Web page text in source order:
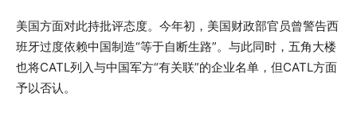
美国方面对此持批评态度。今年初，美国财政部官员曾警告西
班牙过度依赖中国制造“等于自断生路”。与此同时，五角大楼
也将CATL列入与中国军方“有关联”的企业名单，但CATL方面
予以否认。